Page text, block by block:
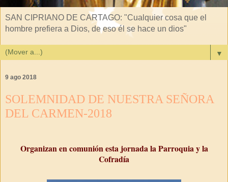
SAN CIPRIANO DE CARTAGO: "Cualquier cosa que el
hombre prefiera a Dios, de eso él se hace un dios"
▼
9 ago 2018
SOLEMNIDAD DE NUESTRA SEÑORA
DEL CARMEN-2018
Organizan en comunión esta jornada la Parroquia y la
Cofradía